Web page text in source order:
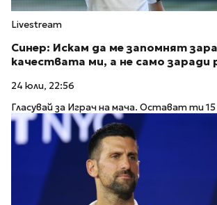
Livestream
Синер: Искам да ме запомнят
качествата ми, а не само
24 юли, 22:56
Гласувай за Играч на мача. Остават ти